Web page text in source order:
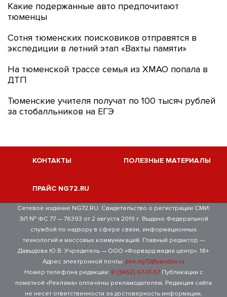
Какие подержанные авто предпочитают
тюменцы
Сотня тюменских поисковиков отправятся в
экспедиции в летний этап «Вахты памяти»
На тюменской трассе семья из ХМАО попала в
ДТП
Тюменские учителя получат по 100 тысяч рублей
за стобалльников на ЕГЭ
КОНТАКТЫ ПОЛЕЗНЫЕ МАТЕРИАЛЫ
ПРАЙС NG72.RU
Сетевое издание NG72.RU. Свидетельство о регистрации СМИ:
ЭЛ № ФС 77 — 76393 от 2 августа 2019 г. Выдано Федеральной
службой по надзору в сфере связи, информационных
технологий и массовых коммуникаций. Главный редактор —
Давыдова Ю.В. Учредитель — ООО «Форвард медиа центр». 18+
Адрес электронной почты: zen.ng72@yandex.ru
Номер телефона редакции: 8 (3452) 67-17-57Публикации с
пометкой «Реклама» оплачены рекламодателем. Редакция сайта
не несет ответственности за достоверность информации,